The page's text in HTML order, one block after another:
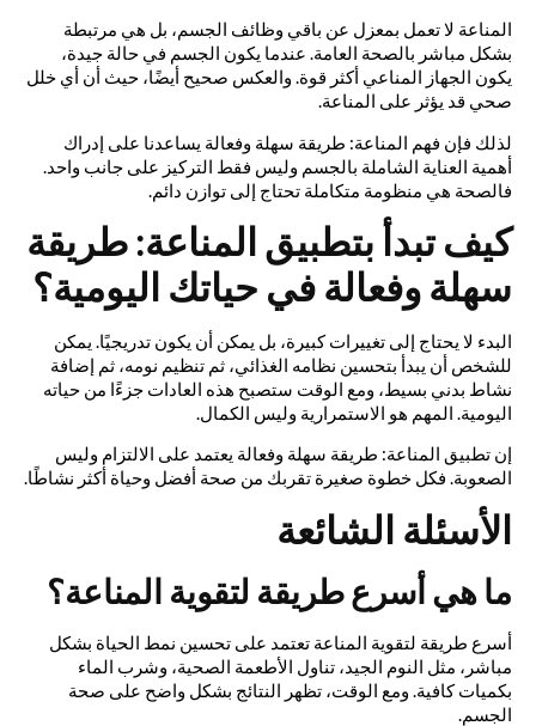
المناعة لا تعمل بمعزل عن باقي وظائف الجسم، بل هي مرتبطة
بشكل مباشر بالصحة العامة. عندما يكون الجسم في حالة جيدة،
يكون الجهاز المناعي أكثر قوة. والعكس صحيح أيضًا، حيث أن أي خلل
صحي قد يؤثر على المناعة.
لذلك فإن فهم المناعة: طريقة سهلة وفعالة يساعدنا على إدراك
أهمية العناية الشاملة بالجسم وليس فقط التركيز على جانب واحد.
فالصحة هي منظومة متكاملة تحتاج إلى توازن دائم.
كيف تبدأ بتطبيق المناعة: طريقة
سهلة وفعالة في حياتك اليومية؟
البدء لا يحتاج إلى تغييرات كبيرة، بل يمكن أن يكون تدريجيًا. يمكن
للشخص أن يبدأ بتحسين نظامه الغذائي، ثم تنظيم نومه، ثم إضافة
نشاط بدني بسيط، ومع الوقت ستصبح هذه العادات جزءًا من حياته
اليومية. المهم هو الاستمرارية وليس الكمال.
إن تطبيق المناعة: طريقة سهلة وفعالة يعتمد على الالتزام وليس
الصعوبة. فكل خطوة صغيرة تقربك من صحة أفضل وحياة أكثر نشاطًا.
الأسئلة الشائعة
ما هي أسرع طريقة لتقوية المناعة؟
أسرع طريقة لتقوية المناعة تعتمد على تحسين نمط الحياة بشكل
مباشر، مثل النوم الجيد، تناول الأطعمة الصحية، وشرب الماء
بكميات كافية. ومع الوقت، تظهر النتائج بشكل واضح على صحة
الجسم.